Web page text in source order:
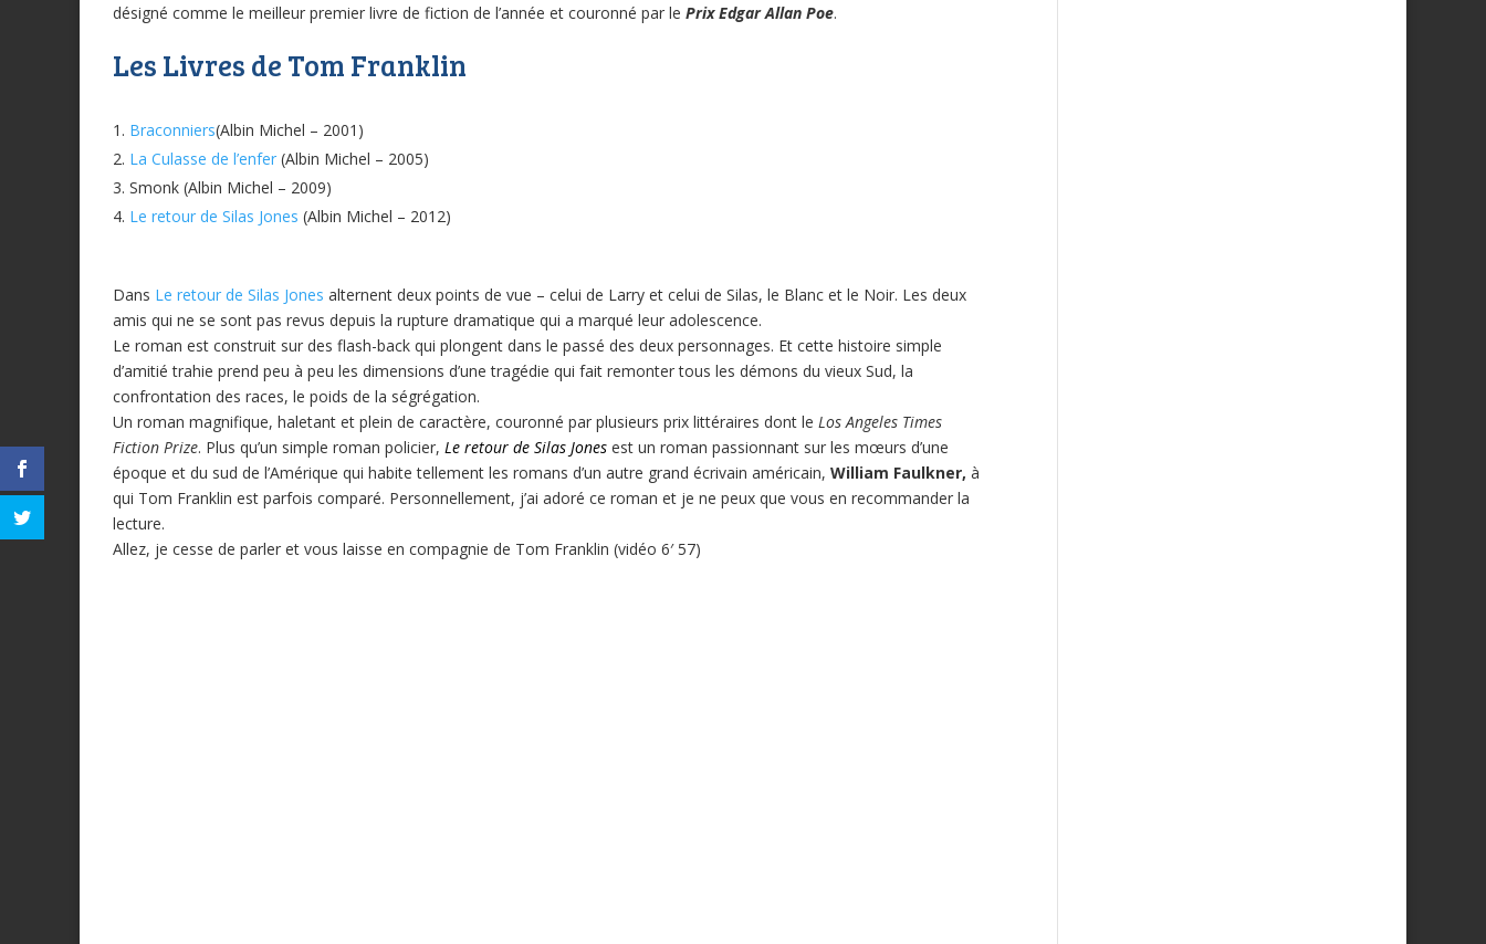
désigné comme le meilleur premier livre de fiction de l’année et couronné par le Prix Edgar Allan Poe.
Les Livres de Tom Franklin
Braconniers(Albin Michel – 2001)
La Culasse de l’enfer (Albin Michel – 2005)
Smonk (Albin Michel – 2009)
Le retour de Silas Jones (Albin Michel – 2012)
Dans Le retour de Silas Jones alternent deux points de vue – celui de Larry et celui de Silas, le Blanc et le Noir. Les deux
amis qui ne se sont pas revus depuis la rupture dramatique qui a marqué leur adolescence.
Le roman est construit sur des flash-back qui plongent dans le passé des deux personnages. Et cette histoire simple
d’amitié trahie prend peu à peu les dimensions d’une tragédie qui fait remonter tous les démons du vieux Sud, la
confrontation des races, le poids de la ségrégation.
Un roman magnifique, haletant et plein de caractère, couronné par plusieurs prix littéraires dont le Los Angeles Times
Fiction Prize. Plus qu’un simple roman policier, Le retour de Silas Jones est un roman passionnant sur les mœurs d’une
époque et du sud de l’Amérique qui habite tellement les romans d’un autre grand écrivain américain, William Faulkner, à
qui Tom Franklin est parfois comparé. Personnellement, j’ai adoré ce roman et je ne peux que vous en recommander la
lecture.
Allez, je cesse de parler et vous laisse en compagnie de Tom Franklin (vidéo 6′ 57)